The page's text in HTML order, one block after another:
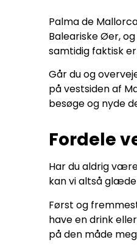
Palma de
Baleariske Øer,
samtidig faktisk
Går du og
på vestsiden af
besøge og nyde
Fordele
Har du aldrig
kan vi altså
Først og
have en drink
på den måde